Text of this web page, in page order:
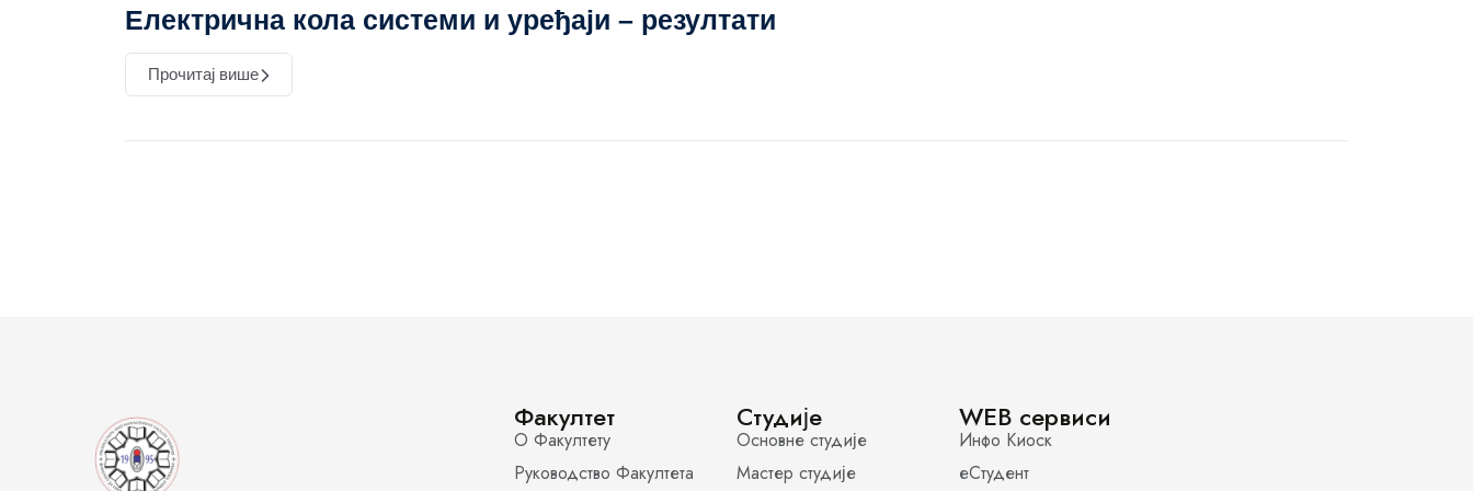
Електрична кола системи и уређаји – резултати
Прочитај више
Факултет
О Факултету
Руководство Факултета
Студије
Основне студије
Мастер студије
WEB сервиси
Инфо Киоск
еСтудент